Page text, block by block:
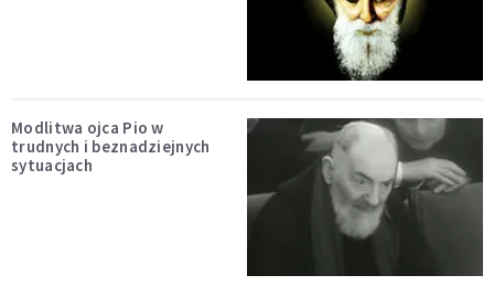
Modlitwa ojca Pio w
trudnych i beznadziejnych
sytuacjach